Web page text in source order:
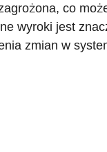
co
wyroki jest
zmian w